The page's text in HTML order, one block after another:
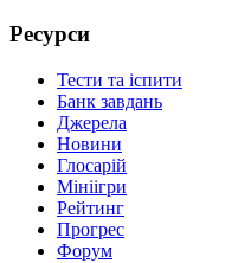
Ресурси
Тести та іспити
Банк завдань
Джерела
Новини
Глосарій
Мініігри
Рейтинг
Прогрес
Форум